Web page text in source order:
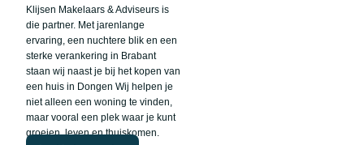
Klijsen Makelaars & Adviseurs is
die partner. Met jarenlange
ervaring, een nuchtere blik en een
sterke verankering in Brabant
staan wij naast je bij het kopen van
een huis in Dongen Wij helpen je
niet alleen een woning te vinden,
maar vooral een plek waar je kunt
groeien, leven en thuiskomen.